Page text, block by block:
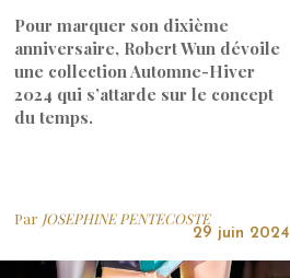
Pour marquer son dixième
anniversaire, Robert Wun dévoile
une collection Automne-Hiver
2024 qui s’attarde sur le concept
du temps.
Par JOSEPHINE PENTECOSTE
29 juin 2024